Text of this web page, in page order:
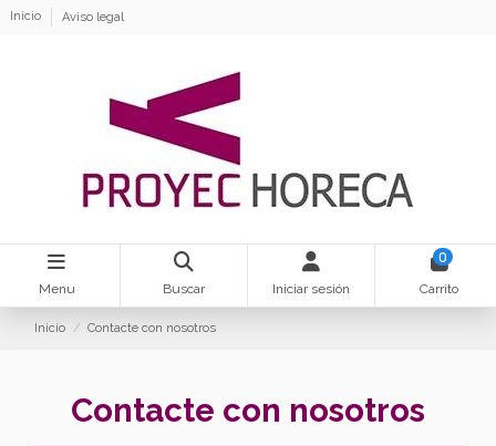
Inicio Aviso legal
Menu Buscar Iniciar sesión
0
Carrito
Inicio Contacte con nosotros
Contacte con nosotros